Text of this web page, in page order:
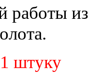
работы
штуку